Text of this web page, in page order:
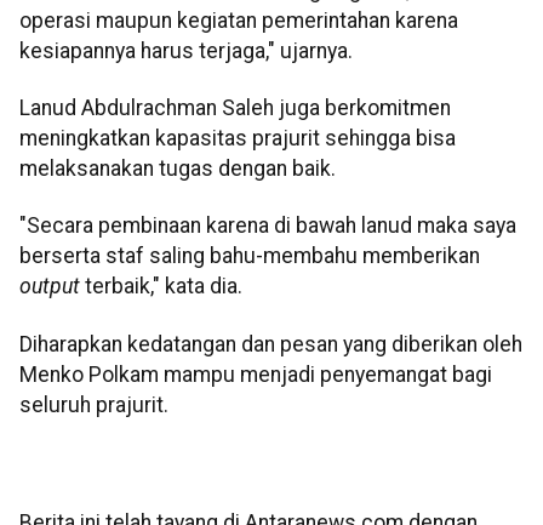
operasi maupun kegiatan pemerintahan karena
kesiapannya harus terjaga," ujarnya.
Lanud Abdulrachman Saleh juga berkomitmen
meningkatkan kapasitas prajurit sehingga bisa
melaksanakan tugas dengan baik.
"Secara pembinaan karena di bawah lanud maka saya
berserta staf saling bahu-membahu memberikan
output terbaik," kata dia.
Diharapkan kedatangan dan pesan yang diberikan oleh
Menko Polkam mampu menjadi penyemangat bagi
seluruh prajurit.